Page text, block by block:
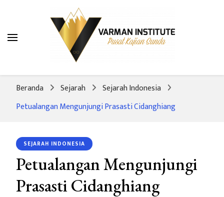
Varman Institute
Pusat Kajian Sunda
Beranda Sejarah
Sejarah Indonesia
Petualangan Mengunjungi Prasasti Cidanghiang
SEJARAH INDONESIA
Petualangan Mengunjungi
Prasasti Cidanghiang